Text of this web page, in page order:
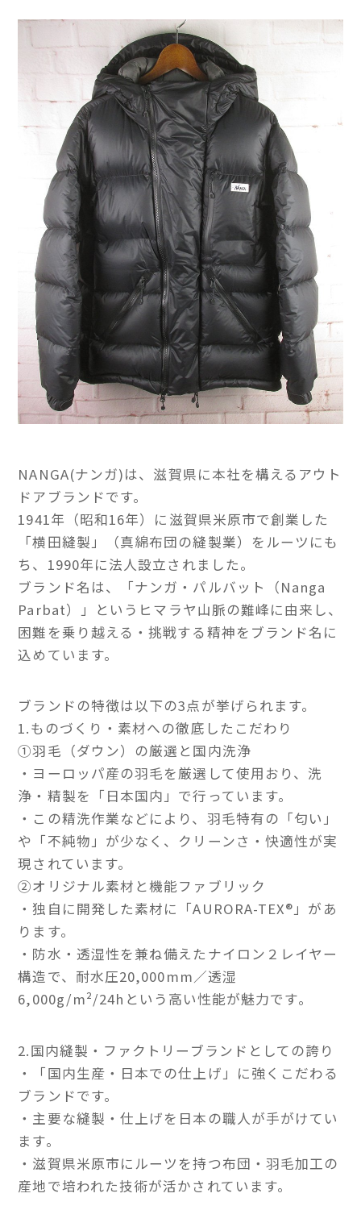
NANGA(ナンガ)は、滋賀県に本社を構えるアウト
ドアブランドです。
1941年（昭和16年）に滋賀県米原市で創業した
「横田縫製」（真綿布団の縫製業）をルーツにも
ち、1990年に法人設立されました。
ブランド名は、「ナンガ・パルバット（Nanga
Parbat）」というヒマラヤ山脈の難峰に由来し、
困難を乗り越える・挑戦する精神をブランド名に
込めています。
ブランドの特徴は以下の3点が挙げられます。
1.ものづくり・素材への徹底したこだわり
①羽毛（ダウン）の厳選と国内洗浄
・ヨーロッパ産の羽毛を厳選して使用おり、洗
浄・精製を「日本国内」で行っています。
・この精洗作業などにより、羽毛特有の「匂い」
や「不純物」が少なく、クリーンさ・快適性が実
現されています。
②オリジナル素材と機能ファブリック
・独自に開発した素材に「AURORA-TEX®」があ
ります。
・防水・透湿性を兼ね備えたナイロン２レイヤー
構造で、耐水圧20,000mm／透湿
6,000g/m²/24hという高い性能が魅力です。
2.国内縫製・ファクトリーブランドとしての誇り
・「国内生産・日本での仕上げ」に強くこだわる
ブランドです。
・主要な縫製・仕上げを日本の職人が手がけてい
ます。
・滋賀県米原市にルーツを持つ布団・羽毛加工の
産地で培われた技術が活かされています。